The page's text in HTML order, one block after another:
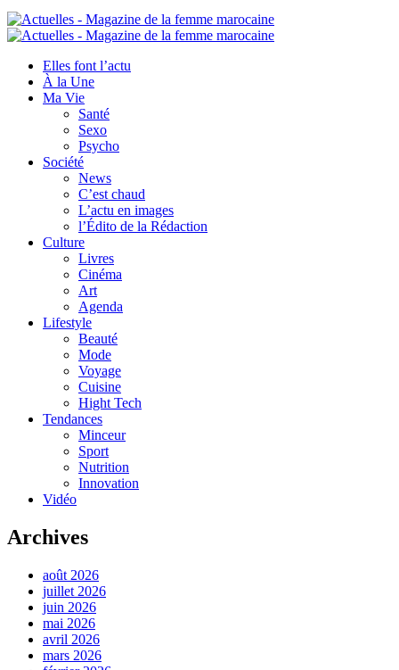
Elles font l’actu
À la Une
Ma Vie
Santé
Sexo
Psycho
Société
News
C’est chaud
L’actu en images
l’Édito de la Rédaction
Culture
Livres
Cinéma
Art
Agenda
Lifestyle
Beauté
Mode
Voyage
Cuisine
Hight Tech
Tendances
Minceur
Sport
Nutrition
Innovation
Vidéo
Archives
août 2026
juillet 2026
juin 2026
mai 2026
avril 2026
mars 2026